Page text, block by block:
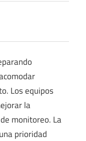
Los equipos
la
monitoreo. La
prioridad